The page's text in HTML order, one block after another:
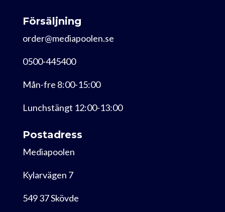
Försäljning
order@mediapoolen.se
0500-445400
Mån-fre 8:00-15:00
Lunchstängt 12:00-13:00
Postadress
Mediapoolen
Kylarvägen 7
549 37 Skövde